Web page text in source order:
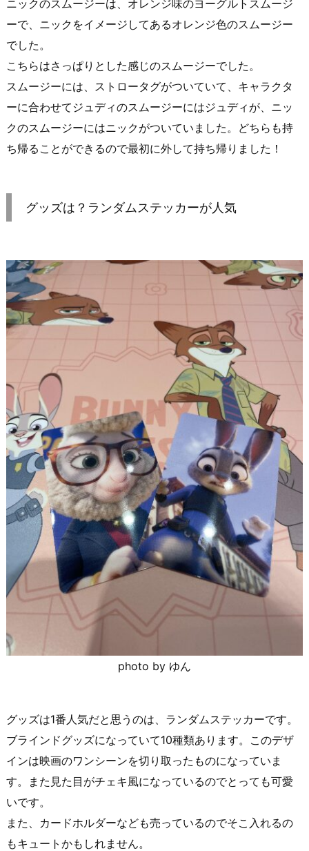
ニックのスムージーは、オレンジ味のヨーグルトスムージ
ーで、ニックをイメージしてあるオレンジ色のスムージー
でした。
こちらはさっぱりとした感じのスムージーでした。
スムージーには、ストロータグがついていて、キャラクタ
ーに合わせてジュディのスムージーにはジュディが、ニッ
クのスムージーにはニックがついていました。どちらも持
ち帰ることができるので最初に外して持ち帰りました！
グッズは？ランダムステッカーが人気
photo by ゆん
グッズは1番人気だと思うのは、ランダムステッカーです。
ブラインドグッズになっていて10種類あります。このデザ
インは映画のワンシーンを切り取ったものになっていま
す。また見た目がチェキ風になっているのでとっても可愛
いです。
また、カードホルダーなども売っているのでそこ入れるの
もキュートかもしれません。